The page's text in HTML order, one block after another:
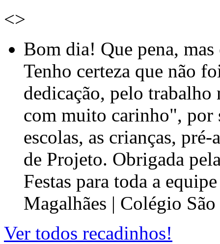
<>
Bom dia! Que pena,
Tenho certeza que não
dedicação, pelo
com muito carinho", por
escolas, as crianças, pré-
de Projeto. Obrigada
Festas para toda a
Magalhães | Colégio
Ver todos recadinhos!